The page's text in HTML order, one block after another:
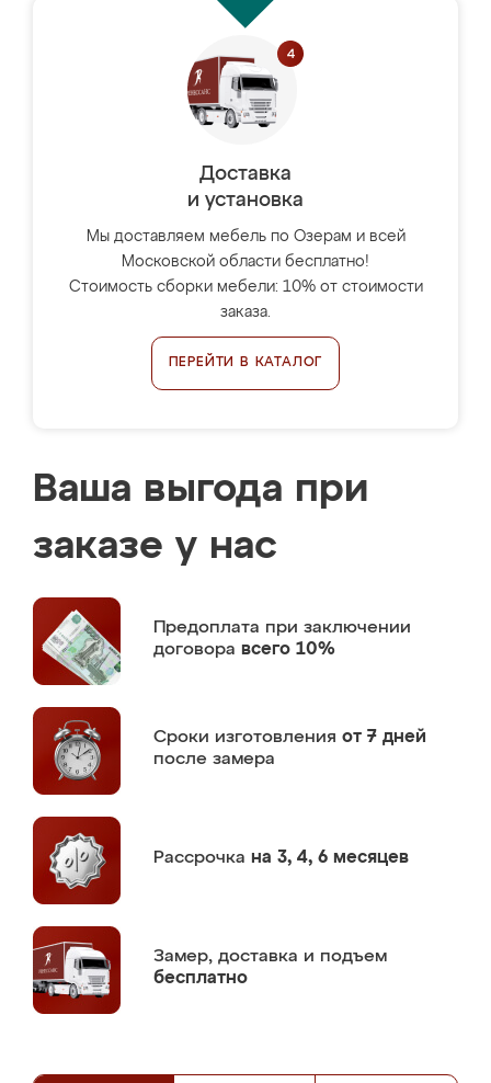
Доставка
и установка
Мы доставляем мебель по Озерам и всей
Московской области бесплатно!
Стоимость сборки мебели: 10% от стоимости
заказа.
ПЕРЕЙТИ В КАТАЛОГ
Ваша выгода при
заказе у нас
Предоплата при заключении
договора всего 10%
Сроки изготовления от 7 дней
после замера
Рассрочка на 3, 4, 6 месяцев
Замер, доставка и подъем
бесплатно